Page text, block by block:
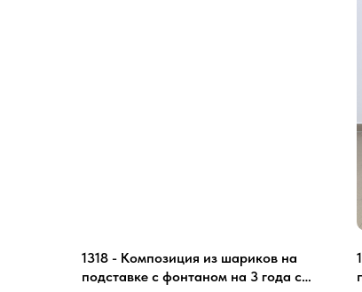
1318 - Композиция из шариков на
подставке с фонтаном на 3 года с